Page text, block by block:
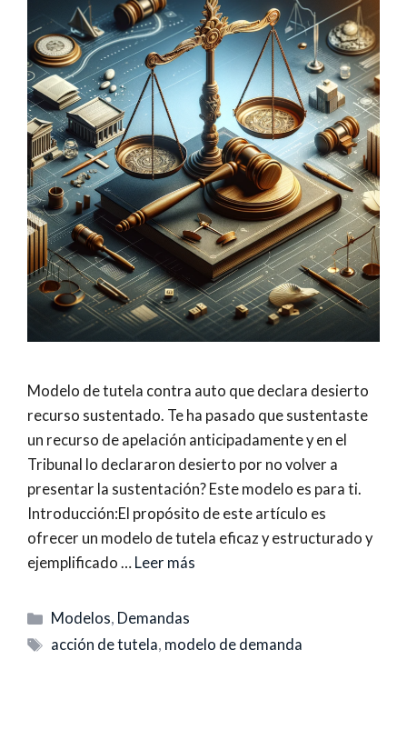
Modelo de tutela contra auto que declara desierto
recurso sustentado. Te ha pasado que sustentaste
un recurso de apelación anticipadamente y en el
Tribunal lo declararon desierto por no volver a
presentar la sustentación? Este modelo es para ti.
Introducción:El propósito de este artículo es
ofrecer un modelo de tutela eficaz y estructurado y
ejemplificado … Leer más
Categorías
Modelos, Demandas
Etiquetas
acción de tutela, modelo de demanda